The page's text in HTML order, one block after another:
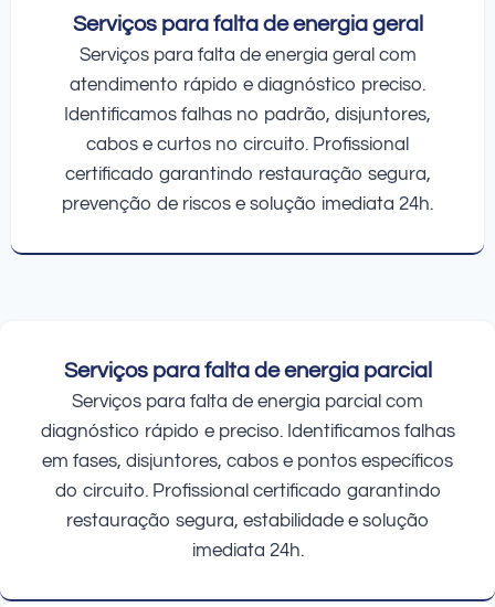
Serviços para falta de energia geral
Serviços para falta de energia geral com
atendimento rápido e diagnóstico preciso.
Identificamos falhas no padrão, disjuntores,
cabos e curtos no circuito. Profissional
certificado garantindo restauração segura,
prevenção de riscos e solução imediata 24h.
Serviços para falta de energia parcial
Serviços para falta de energia parcial com
diagnóstico rápido e preciso. Identificamos falhas
em fases, disjuntores, cabos e pontos específicos
do circuito. Profissional certificado garantindo
restauração segura, estabilidade e solução
imediata 24h.